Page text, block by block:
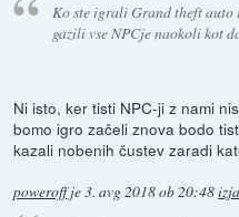
Ko ste igrali Grand theft auto
gazili vse NPCje naokoli kot
Ni isto, ker tisti NPC-ji z nami
bomo igro začeli znova bodo
kazali nobenih čustev zaradi
poweroffje3. avg 2018 ob 20:48